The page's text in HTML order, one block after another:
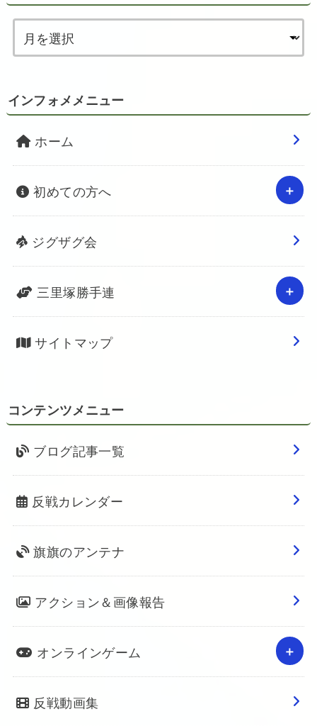
インフォメメニュー
ホーム
初めての方へ
ジグザグ会
三里塚勝手連
サイトマップ
コンテンツメニュー
ブログ記事一覧
反戦カレンダー
旗旗のアンテナ
アクション＆画像報告
オンラインゲーム
反戦動画集